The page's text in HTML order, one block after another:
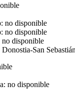
no disponible
no disponible
no disponible
Donostia-San
no disponible